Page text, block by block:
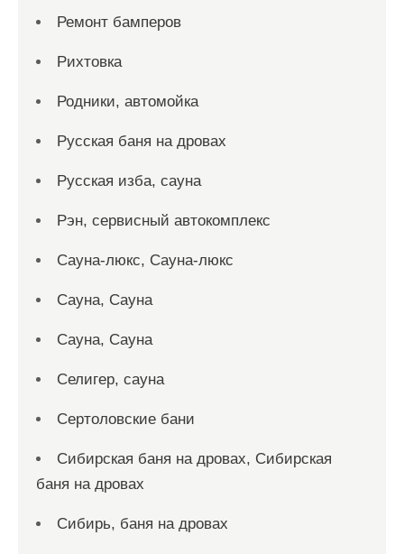
Ремонт бамперов
Рихтовка
Родники, автомойка
Русская баня на дровах
Русская изба, сауна
Рэн, сервисный автокомплекс
Сауна-люкс, Сауна-люкс
Сауна, Сауна
Сауна, Сауна
Селигер, сауна
Сертоловские бани
Сибирская баня на дровах, Сибирская
баня на дровах
Сибирь, баня на дровах